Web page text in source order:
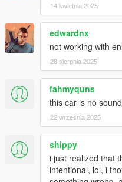
14 kwietnia 2025
edwardnx
not working with
28 sierpnia 2025
fahmyquns
this car is no
22 września 2025
shippy
i just realized that
intentional, lol, i